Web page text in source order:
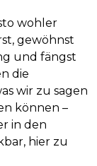
wohler
gewöhnst
und fängst
die
wir zu sagen
können –
in den
hier zu